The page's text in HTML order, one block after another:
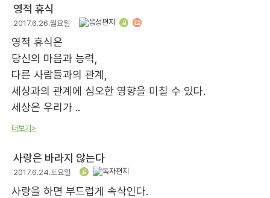
영적 휴식
2017.6.26.월요일
영적 휴식은
당신의 마음과 능력,
다른 사람들과의 관계,
세상과의 관계에 심오한 영향을 미칠 수 있다.
세상은 우리가 ..
더보기>
사랑은 바라지 않는다
2017.6.24.토요일
사랑을 하면 부드럽게 속삭인다.